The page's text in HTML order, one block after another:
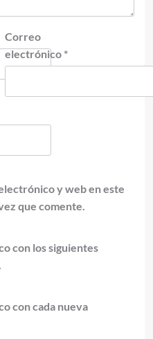
Correo
electrónico *
y web en este
que comente.
con los siguientes
con cada nueva